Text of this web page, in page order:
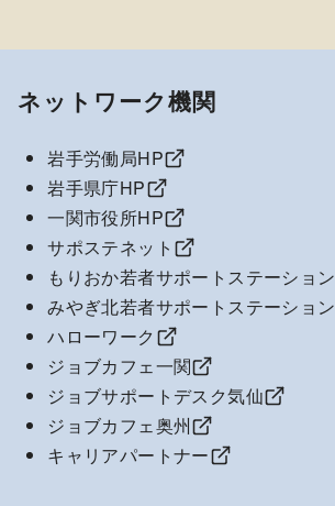
ネットワーク機関
岩手労働局HP
岩手県庁HP
一関市役所HP
サポステネット
もりおか若者サポートステーション
みやぎ北若者サポートステーション
ハローワーク
ジョブカフェ一関
ジョブサポートデスク気仙
ジョブカフェ奥州
キャリアパートナー